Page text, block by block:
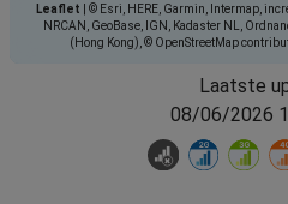
Leaflet
© Esri, HERE, Garmin, Intermap,
NRCAN, GeoBase, IGN, Kadaster NL,
(Hong Kong), © OpenStreetMap
Laatste
08/06/2026